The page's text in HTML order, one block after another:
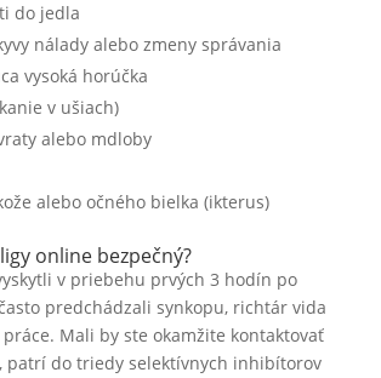
do jedla
nálady alebo zmeny správania
vysoká horúčka
v ušiach)
alebo mdloby
alebo očného bielka (ikterus)
online bezpečný?
v priebehu prvých 3 hodín po
predchádzali synkopu, richtár vida
Mali by ste okamžite kontaktovať
patrí do triedy selektívnych inhibítorov